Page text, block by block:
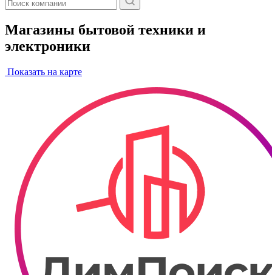
Магазины бытовой техники и
электроники
Показать на карте